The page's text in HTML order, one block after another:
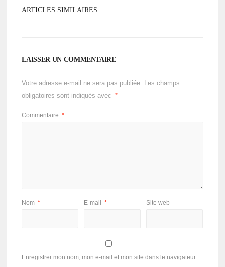
ARTICLES SIMILAIRES
LAISSER UN COMMENTAIRE
Votre adresse e-mail ne sera pas publiée. Les champs
obligatoires sont indiqués avec
*
Commentaire *
Nom * E-mail * Site web
Enregistrer mon nom, mon e-mail et mon site dans le navigateur